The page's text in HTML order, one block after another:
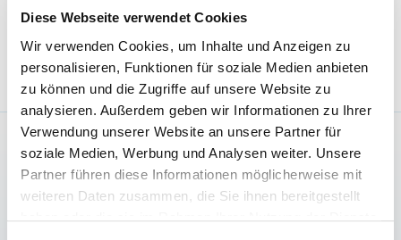
Diese Webseite verwendet Cookies
Wir verwenden Cookies, um Inhalte und Anzeigen zu
personalisieren, Funktionen für soziale Medien anbieten
zu können und die Zugriffe auf unsere Website zu
analysieren. Außerdem geben wir Informationen zu Ihrer
Verwendung unserer Website an unsere Partner für
soziale Medien, Werbung und Analysen weiter. Unsere
Partner führen diese Informationen möglicherweise mit
weiteren Daten zusammen, die Sie ihnen bereitgestellt
kommenden Jahr wieder mit dabei zu sein“, sagt
Ilja Tremasow, COGLAS Marketing & Sales.
NÄCHSTER SCHRITT
Demo am eigenen Lagerprozess
ausrichten